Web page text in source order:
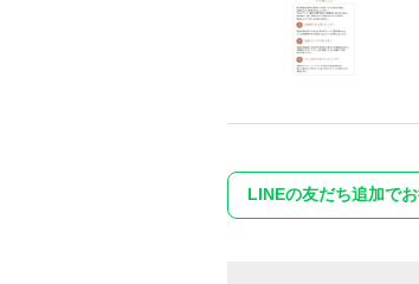
LINEの友だち追加で